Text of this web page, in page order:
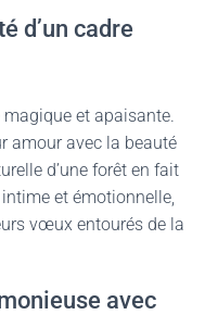
d’un cadre
et apaisante.
amour avec la beauté
d’une forêt en fait
et émotionnelle,
vœux entourés de la
avec